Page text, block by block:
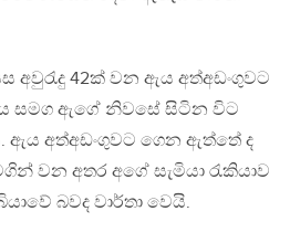
අවුරැදු 42ක් වන ඇය අත්අඩංගුවට
සමග ඇගේ නිවසේ සිටින විට
ඇය අත්අඩංගුවට ගෙන ඇත්තේ ද
වන අතර අගේ සැමියා රැකියාව
බවද වාර්තා වෙයි.